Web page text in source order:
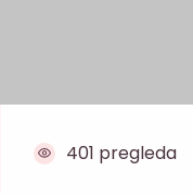
401 pregleda